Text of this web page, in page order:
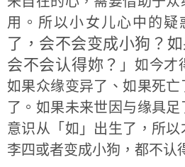
用。所以小女儿心中的疑
了，会不会变成小狗？
会不会认得妳？ 」如今才
如果众缘变异了、如果死
了。如果未来世因与缘具
意识从「如」出生了，所
李四或者变成小狗，都不认